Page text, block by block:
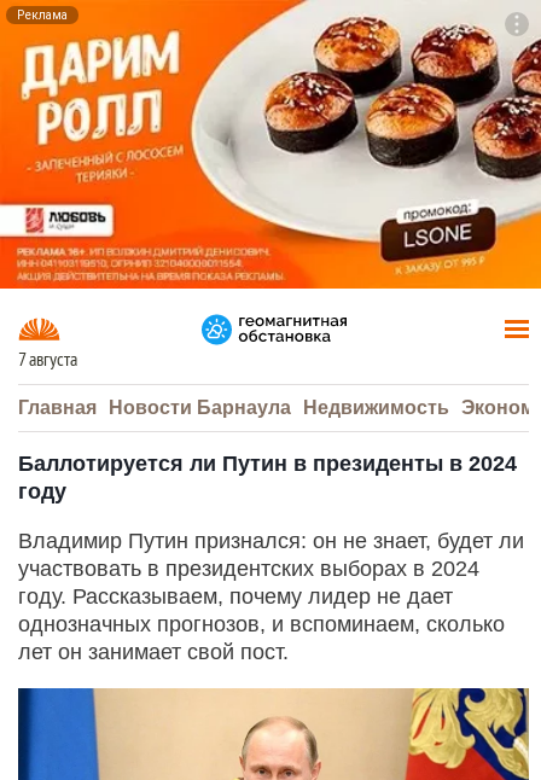
Реклама
7 августа
Главная Новости Барнаула Недвижимость
Баллотируется ли Путин в президенты в 2024
году
Владимир Путин признался: он не знает, будет ли
участвовать в президентских выборах в 2024
году. Рассказываем, почему лидер не дает
однозначных прогнозов, и вспоминаем, сколько
лет он занимает свой пост.